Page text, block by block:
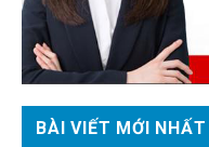
BÀI VIẾT MỚI NHẤT